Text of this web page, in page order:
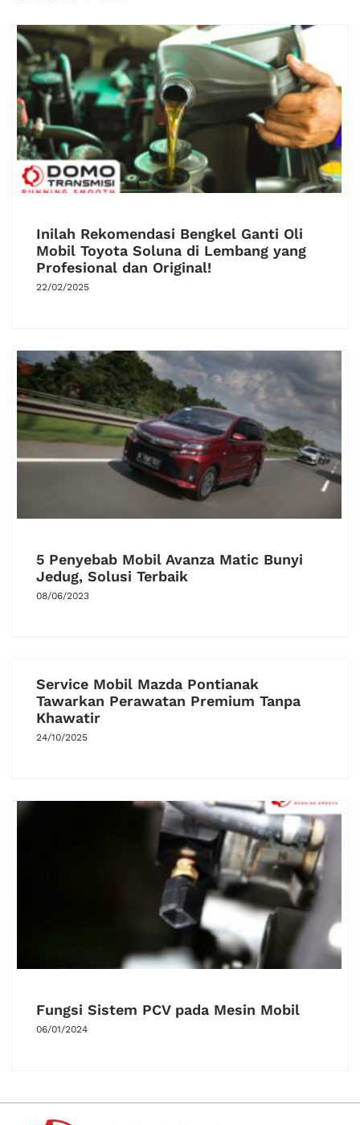
Inilah Rekomendasi Bengkel Ganti Oli
Mobil Toyota Soluna di Lembang yang
Profesional dan Original!
22/02/2025
5 Penyebab Mobil Avanza Matic Bunyi
Jedug, Solusi Terbaik
08/06/2023
Service Mobil Mazda Pontianak
Tawarkan Perawatan Premium Tanpa
Khawatir
24/10/2025
Fungsi Sistem PCV pada Mesin Mobil
06/01/2024